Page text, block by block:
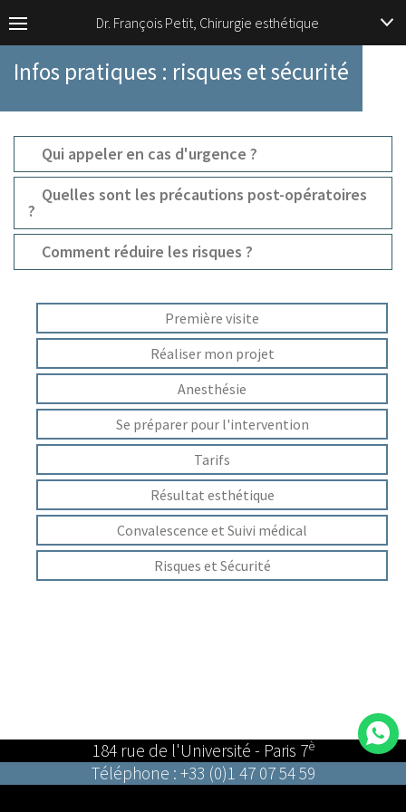
Dr. François Petit, Chirurgie esthétique
Infos pratiques : risques et sécurité
Qui appeler en cas d'urgence ?
Quelles sont les précautions post-opératoires
?
Comment réduire les risques ?
Première visite
Réaliser mon projet
Anesthésie
Se préparer pour l'intervention
Tarifs
Résultat esthétique
Convalescence et Suivi médical
Risques et Sécurité
184 rue de l'Université - Paris 7è
Téléphone : +33 (0)1 47 07 54 59